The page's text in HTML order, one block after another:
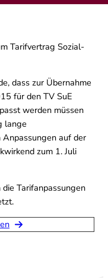
Tarifvertrag Sozial-
dass zur Übernahme
für den TV SuE
werden müssen
lange
auf der
zum 1. Juli
Tarifanpassungen